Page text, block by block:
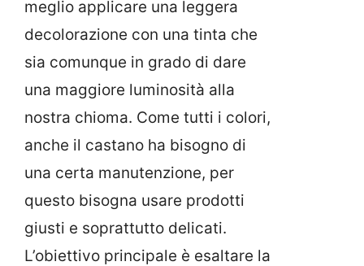
meglio applicare una leggera
decolorazione con una tinta che
sia comunque in grado di dare
una maggiore luminosità alla
nostra chioma. Come tutti i colori,
anche il castano ha bisogno di
una certa manutenzione, per
questo bisogna usare prodotti
giusti e soprattutto delicati.
L’obiettivo principale è esaltare la